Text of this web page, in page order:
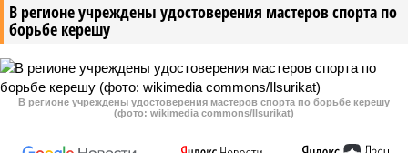
В регионе учреждены удостоверения мастеров спорта по
борьбе керешу
В регионе учреждены удостоверения мастеров спорта по борьбе керешу
(фото: wikimedia commons/Ilsurikat)